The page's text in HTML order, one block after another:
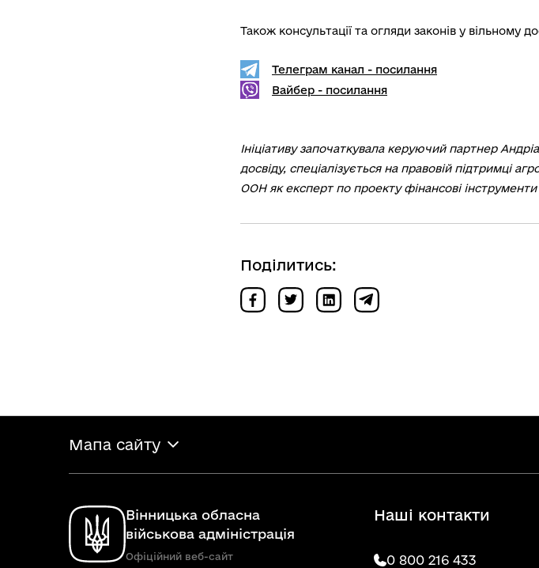
Також консультації та огляди законів у вільному
Телеграм канал - посилання
Вайбер - посилання
Ініціативу започаткувала керуючий партнер
досвіду, спеціалізується на правовій підтримці
ООН як експерт по проекту фінансові інструменти
Поділитись:
Мапа сайту
Вінницька обласна
військова адміністрація
Офіційний веб-сайт
Наші контакти
0 800 216 433